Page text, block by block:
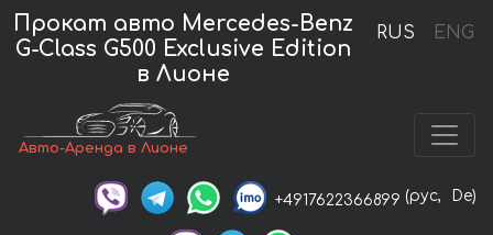
RUS ENG
Прокат авто Mercedes-Benz
G-Class G500 Exclusive Edition
в Лионе
Авто-Аренда в Лионе
+4917622366899 (рус, De)